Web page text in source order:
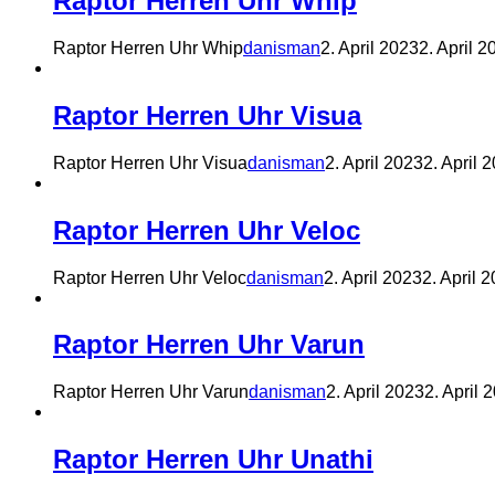
Raptor Herren Uhr Whipdanisman2. April 20232. April
Raptor Herren Uhr Visua
Raptor Herren Uhr Visuadanisman2. April 20232. April
Raptor Herren Uhr Veloc
Raptor Herren Uhr Velocdanisman2. April 20232. April
Raptor Herren Uhr Varun
Raptor Herren Uhr Varundanisman2. April 20232. April
Raptor Herren Uhr Unathi